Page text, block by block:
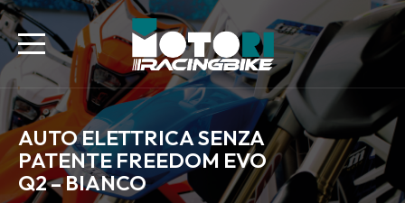
AUTO ELETTRICA SENZA
PATENTE FREEDOM EVO
Q2 – BIANCO